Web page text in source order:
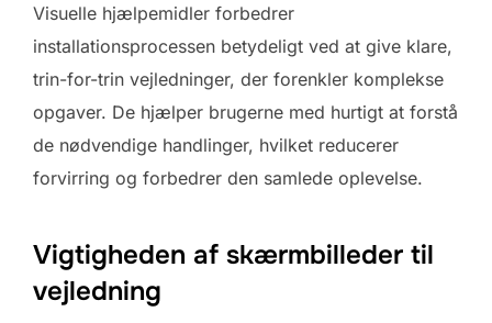
Visuelle hjælpemidler forbedrer
installationsprocessen betydeligt ved at give klare,
trin-for-trin vejledninger, der forenkler komplekse
opgaver. De hjælper brugerne med hurtigt at forstå
de nødvendige handlinger, hvilket reducerer
forvirring og forbedrer den samlede oplevelse.
Vigtigheden af skærmbilleder til
vejledning